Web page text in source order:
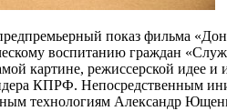
показ фильма
воспитанию граждан
картине, режиссерской идее
КПРФ. Непосредственным
технологиям Александр